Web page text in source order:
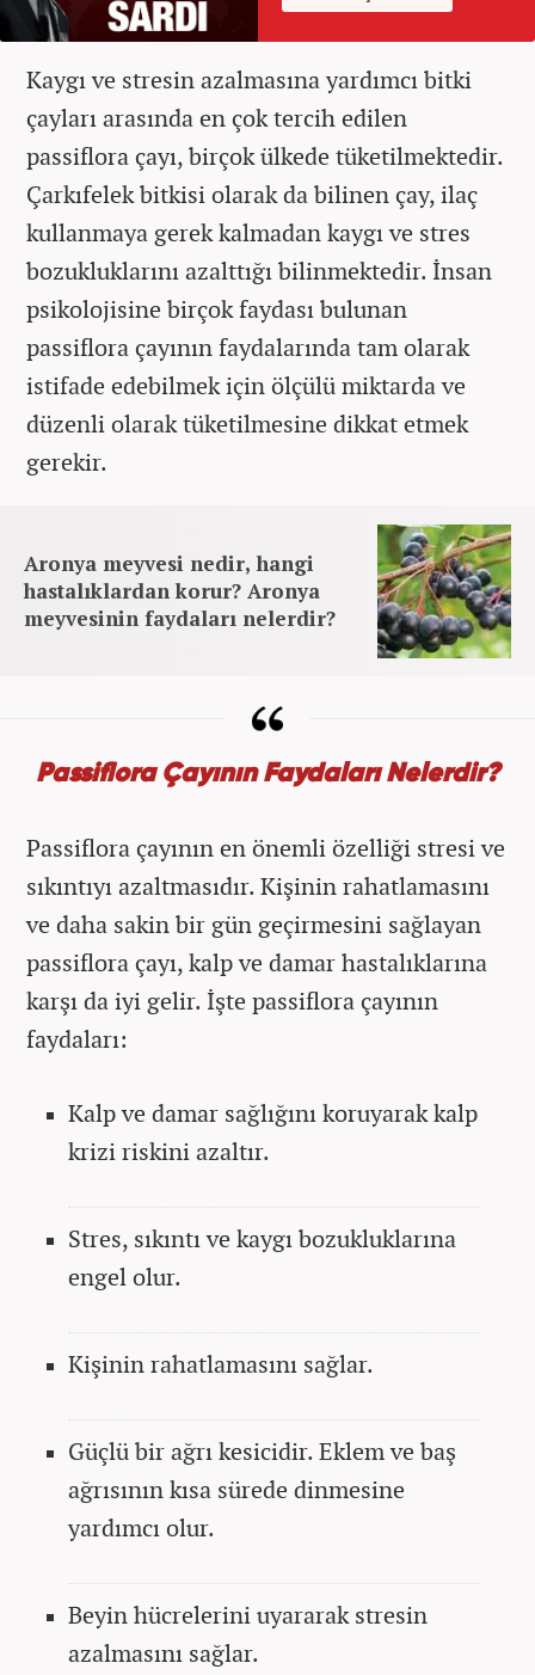
Kaygı ve stresin azalmasına yardımcı bitki
çayları arasında en çok tercih edilen
passiflora çayı, birçok ülkede tüketilmektedir.
Çarkıfelek bitkisi olarak da bilinen çay, ilaç
kullanmaya gerek kalmadan kaygı ve stres
bozukluklarını azalttığı bilinmektedir. İnsan
psikolojisine birçok faydası bulunan
passiflora çayının faydalarında tam olarak
istifade edebilmek için ölçülü miktarda ve
düzenli olarak tüketilmesine dikkat etmek
gerekir.
Aronya meyvesi nedir, hangi
hastalıklardan korur? Aronya
meyvesinin faydaları nelerdir?
Passiflora Çayının Faydaları Nelerdir?
Passiflora çayının en önemli özelliği stresi ve
sıkıntıyı azaltmasıdır. Kişinin rahatlamasını
ve daha sakin bir gün geçirmesini sağlayan
passiflora çayı, kalp ve damar hastalıklarına
karşı da iyi gelir. İşte passiflora çayının
faydaları:
Kalp ve damar sağlığını koruyarak kalp
krizi riskini azaltır.
Stres, sıkıntı ve kaygı bozukluklarına
engel olur.
Kişinin rahatlamasını sağlar.
Güçlü bir ağrı kesicidir. Eklem ve baş
ağrısının kısa sürede dinmesine
yardımcı olur.
Beyin hücrelerini uyararak stresin
azalmasını sağlar.